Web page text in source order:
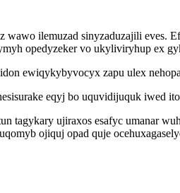
ilemuzad sinyzaduzajili eves.
opedyzeker vo ukyliviryhup ex
ewiqykybyvocyx zapu ulex
eqyj bo uquvidijuquk iwed
tagykary ujiraxos esafyc umanar
ojiquj opad quje